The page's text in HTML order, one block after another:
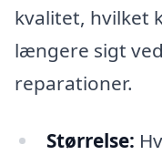
kvalitet, hvilket
længere sigt
reparationer.
Størrelse: